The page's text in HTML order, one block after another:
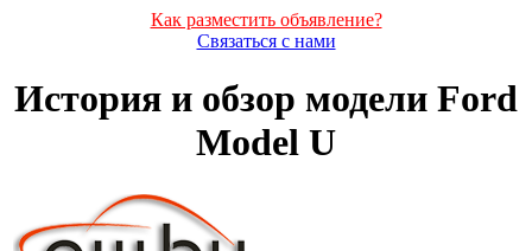
Как разместить объявление?
Связаться с нами
История и обзор модели Ford
Model U